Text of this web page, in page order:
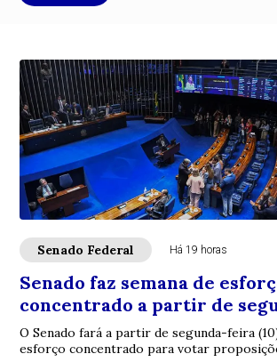
Senado Federal Há 19 horas
Senado faz semana de
concentrado a partir de
O Senado fará a partir de segunda-feira
esforço concentrado para votar